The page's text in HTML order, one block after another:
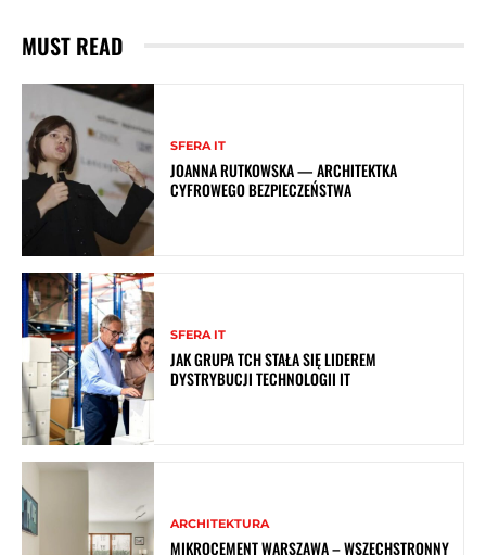
MUST READ
SFERA IT
JOANNA RUTKOWSKA — ARCHITEKTKA
CYFROWEGO BEZPIECZEŃSTWA
SFERA IT
JAK GRUPA TCH STAŁA SIĘ LIDEREM
DYSTRYBUCJI TECHNOLOGII IT
ARCHITEKTURA
MIKROCEMENT WARSZAWA – WSZECHSTRONNY